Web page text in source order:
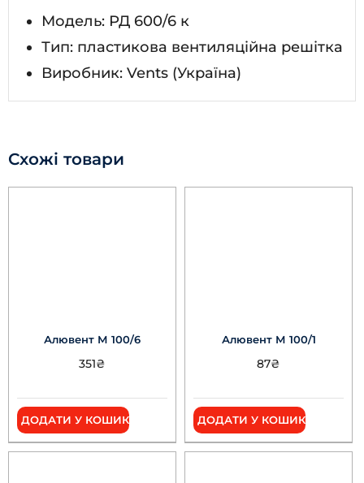
Модель: РД 600/6 к
Тип: пластикова вентиляційна решітка
Виробник: Vents (Україна)
Схожі товари
Алювент М 100/6
351₴
ДОДАТИ У КОШИК
Алювент М 100/1
87₴
ДОДАТИ У КОШИК